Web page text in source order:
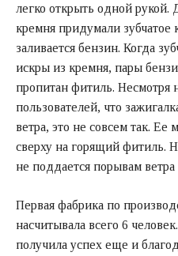
легко открыть одной рукой.
кремня придумали зубчатое
заливается бензин. Когда
искры из кремня, пары
пропитан фитиль. Несмотря
пользователей, что
ветра, это не совсем так. Ее
сверху на горящий фитиль.
не поддается порывам ветра
Первая фабрика по
насчитывала всего 6
получила успех еще и